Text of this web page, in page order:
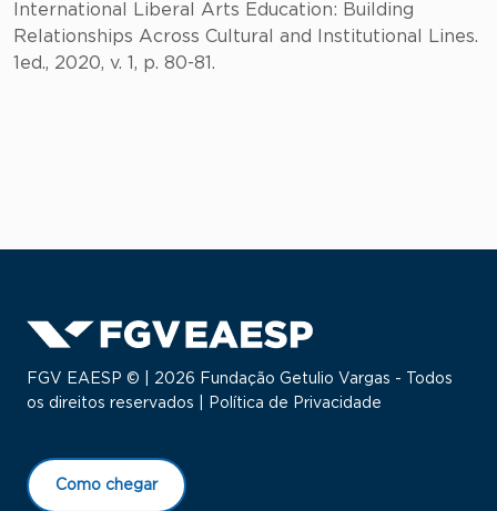
International Liberal Arts Education: Building
Relationships Across Cultural and Institutional Lines.
1ed., 2020, v. 1, p. 80-81.
FGV EAESP © | 2026 Fundação Getulio Vargas - Todos
os direitos reservados |
Política de Privacidade
Como chegar